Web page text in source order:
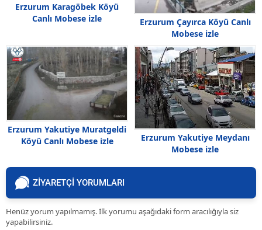
Erzurum Karagöbek Köyü
Canlı Mobese izle
Erzurum Çayırca Köyü Canlı
Mobese izle
Erzurum Yakutiye Muratgeldi
Köyü Canlı Mobese izle
Erzurum Yakutiye Meydanı
Mobese izle
ZİYARETÇİ YORUMLARI
Henüz yorum yapılmamış. İlk yorumu aşağıdaki form aracılığıyla siz
yapabilirsiniz.